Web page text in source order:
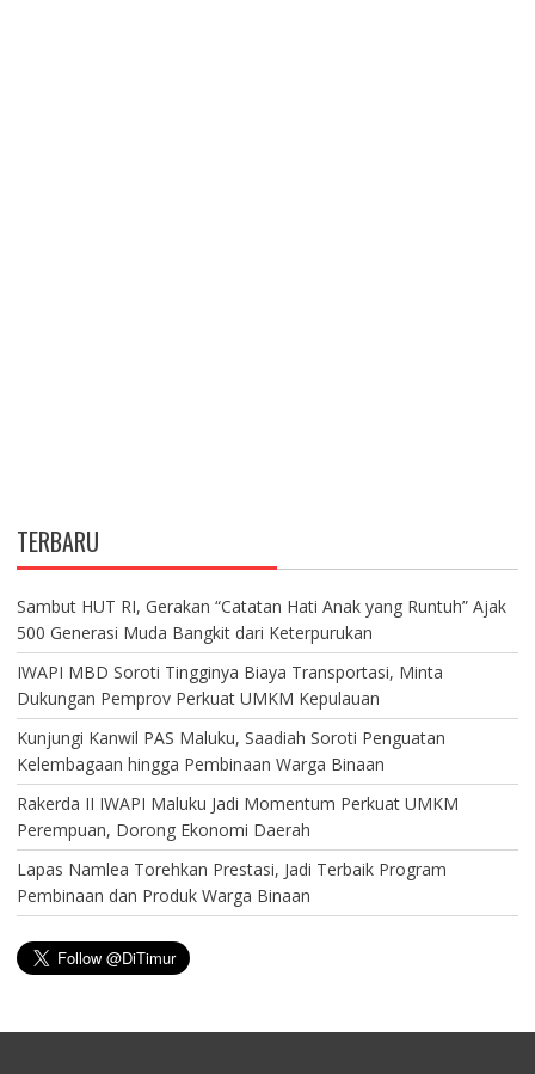
TERBARU
Sambut HUT RI, Gerakan “Catatan Hati Anak yang Runtuh” Ajak
500 Generasi Muda Bangkit dari Keterpurukan
IWAPI MBD Soroti Tingginya Biaya Transportasi, Minta
Dukungan Pemprov Perkuat UMKM Kepulauan
Kunjungi Kanwil PAS Maluku, Saadiah Soroti Penguatan
Kelembagaan hingga Pembinaan Warga Binaan
Rakerda II IWAPI Maluku Jadi Momentum Perkuat UMKM
Perempuan, Dorong Ekonomi Daerah
Lapas Namlea Torehkan Prestasi, Jadi Terbaik Program
Pembinaan dan Produk Warga Binaan